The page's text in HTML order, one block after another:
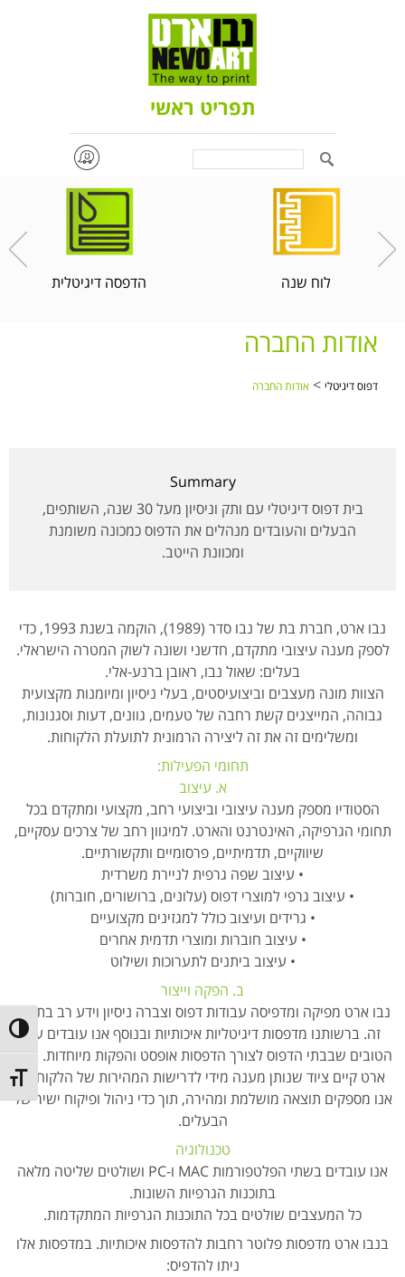
size
תפריט ראשי
Search
הדפסה דיגיטלית לוח שנה
אודות החברה
דפוס דיגיטלי >אודות החברה
Summary
בית דפוס דיגיטלי עם ותק וניסיון מעל 30 שנה, השותפים,
הבעלים והעובדים מנהלים את הדפוס כמכונה משומנת
ומכוונת הייטב.
נבו ארט, חברת בת של נבו סדר (1989), הוקמה בשנת 1993, כדי
לספק מענה עיצובי מתקדם, חדשני ושונה לשוק המטרה הישראלי.
בעלים: שאול נבו, ראובן ברנע-אלי.
הצוות מונה מעצבים וביצועיסטים, בעלי ניסיון ומיומנות מקצועית
גבוהה, המייצגים קשת רחבה של טעמים, גוונים, דעות וסגנונות,
ומשלימים זה את זה ליצירה הרמונית לתועלת הלקוחות.
תחומי הפעילות:
א. עיצוב
הסטודיו מספק מענה עיצובי וביצועי רחב, מקצועי ומתקדם בכל
תחומי הגרפיקה, האינטרנט והארט. למיגוון רחב של צרכים עסקיים,
שיווקיים, תדמיתיים, פרסומיים ותקשורתיים.
• עיצוב שפה גרפית לניירת משרדית
• עיצוב גרפי למוצרי דפוס (עלונים, ברושורים, חוברות)
• גרידים ועיצוב כולל למגזינים מקצועיים
• עיצוב חוברות ומוצרי תדמית אחרים
• עיצוב ביתנים לתערוכות ושילוט
ב. הפקה וייצור
נבו ארט מפיקה ומדפיסה עבודות דפוס וצברה ניסיון וידע רב בתחום
זה. ברשותנו מדפסות דיגיטליות איכותיות ובנוסף אנו עובדים עם
הטובים שבבתי הדפוס לצורך הדפסות אופסט והפקות מיוחדות. בנבו
ארט קיים ציוד שנותן מענה מידי לדרישות המהירות של הלקוחות.
אנו מספקים תוצאה מושלמת ומהירה, תוך כדי ניהול ופיקוח ישיר של
הבעלים.
טכנולוגיה
אנו עובדים בשתי הפלטפורמות MAC ו-PC ושולטים שליטה מלאה
בתוכנות הגרפיות השונות.
כל המעצבים שולטים בכל התוכנות הגרפיות המתקדמות.
בנבו ארט מדפסות פלוטר רחבות להדפסות איכותיות. במדפסות אלו
ניתו להדפיס: